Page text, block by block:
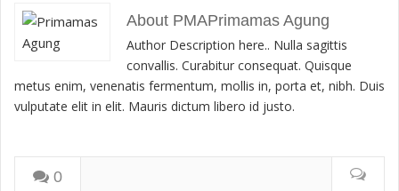
About PMAPrimamas Agung
Author Description here.. Nulla sagittis
convallis. Curabitur consequat. Quisque
metus enim, venenatis fermentum, mollis in, porta et, nibh. Duis
vulputate elit in elit. Mauris dictum libero id justo.
0